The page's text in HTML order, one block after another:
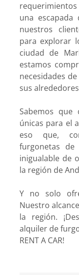
una
nuestros
para explorar
ciudad de
estamos
necesidades
sus
Sabemos que
únicas para el
eso que,
furgonetas de
inigualable de
la región de
Y no solo
Nuestro
la región.
alquiler de
RENT A CAR!